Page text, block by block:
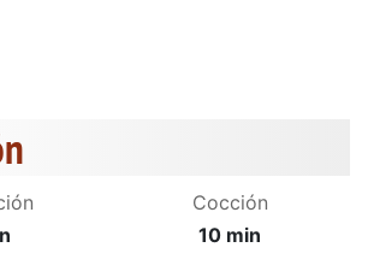
Cocción
10 min